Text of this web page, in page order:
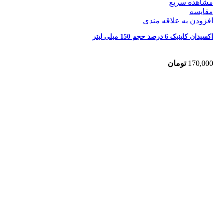
مشاهده سریع
مقایسه
افزودن به علاقه مندی
اکسیدان کلینیک 6 درصد حجم 150 میلی لیتر
170,000 تومان